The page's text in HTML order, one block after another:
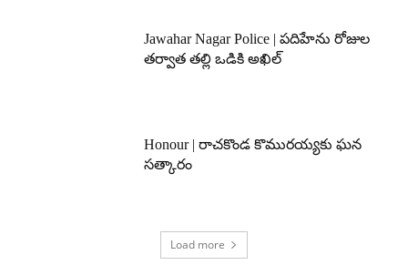
Jawahar Nagar Police | పదిహేను రోజుల
తర్వాత తల్లి ఒడికి అఖిల్
Honour | రాచకొండ కొమురయ్యకు ఘన
సత్కారం
Load more